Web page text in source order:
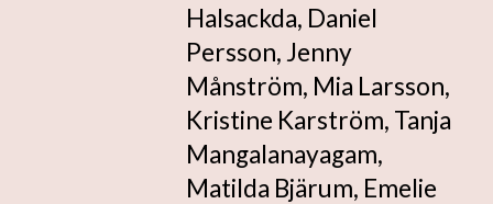
Halsackda, Daniel
Persson, Jenny
Månström, Mia Larsson,
Kristine Karström, Tanja
Mangalanayagam,
Matilda Bjärum, Emelie